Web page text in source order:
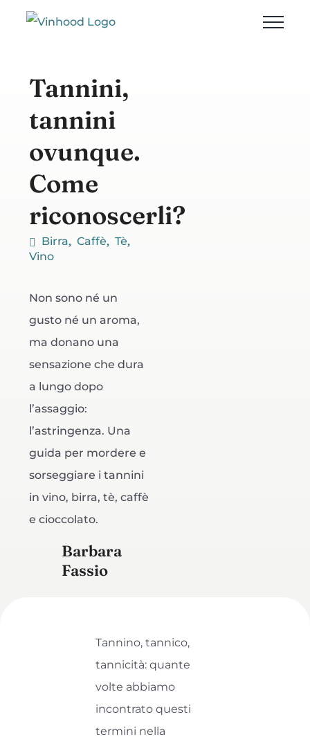
Salta
Tannini,
tannini
ovunque.
Come
riconoscerli?
Birra Caffè
Tè
Vino
Non sono né un
gusto né un aroma,
ma donano una
sensazione che dura
a lungo dopo
l’assaggio:
l’astringenza. Una
guida per mordere e
sorseggiare i tannini
in vino, birra, tè, caffè
e cioccolato.
Barbara
Fassio
Tannino, tannico,
tannicità: quante
volte abbiamo
incontrato questi
termini nella